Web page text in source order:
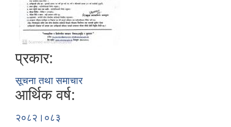
प्रकार:
सूचना तथा समाचार
आर्थिक वर्ष:
२०८२।०८३